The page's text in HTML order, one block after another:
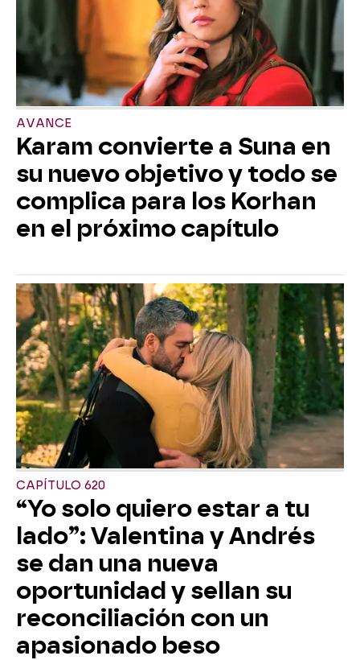
AVANCE
Karam convierte a Suna en
su nuevo objetivo y todo se
complica para los Korhan
en el próximo capítulo
CAPÍTULO 620
“Yo solo quiero estar a tu
lado”: Valentina y Andrés
se dan una nueva
oportunidad y sellan su
reconciliación con un
apasionado beso